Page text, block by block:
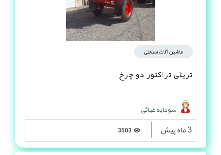
ماشین آلات صنعتی
تریلی تراکتور دو چرخ
سودابه غیاثی
3 ماه پیش